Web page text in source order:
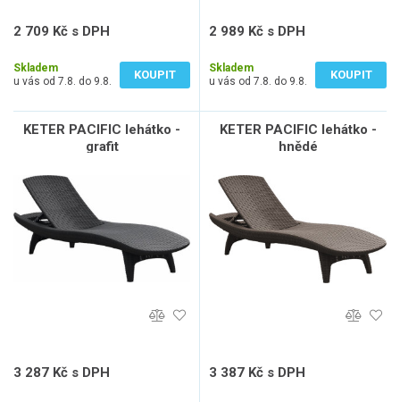
2 709 Kč s DPH
Skladem
u vás od 7.8. do 9.8.
KOUPIT
2 989 Kč s DPH
Skladem
u vás od 7.8. do 9.8.
KOUPIT
KETER PACIFIC lehátko -
grafit
3 287 Kč s DPH
KETER PACIFIC lehátko -
hnědé
3 387 Kč s DPH